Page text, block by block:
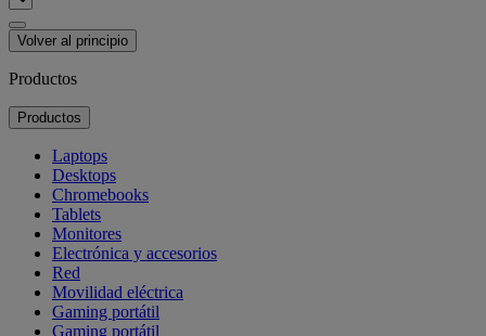
Volver al principio
Productos
Productos
Laptops
Desktops
Chromebooks
Tablets
Monitores
Electrónica y accesorios
Red
Movilidad eléctrica
Gaming portátil
Gaming portátil